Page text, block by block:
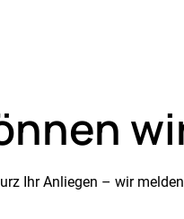
Ihr Anliegen – wir